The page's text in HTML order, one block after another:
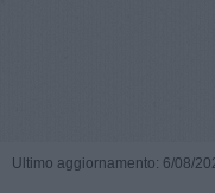
Ultimo aggiornamento: 6/08/